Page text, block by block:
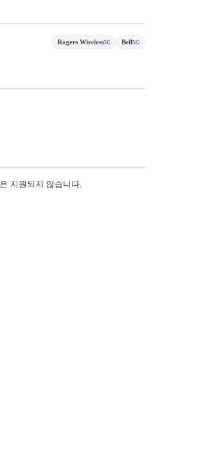
Rogers Wireless5G Bell5G
지원되지 않습니다.